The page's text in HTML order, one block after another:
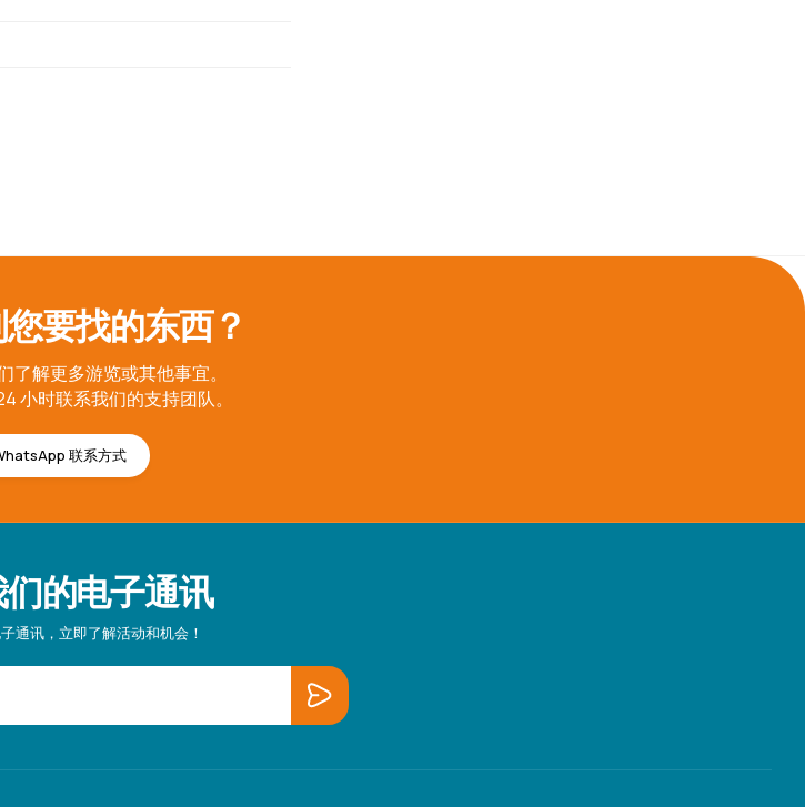
要找的东西？
了解更多游览或其他事宜。
小时联系我们的支持团队。
联系方式
的电子通讯
通讯，立即了解活动和机会！